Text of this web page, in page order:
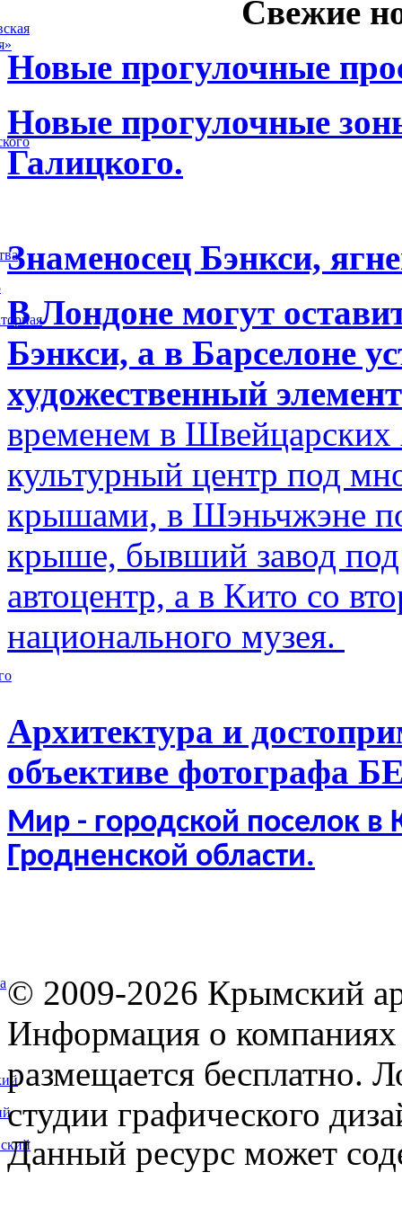
Свежие
Новые прогулочные
Новые прогулочные
Галицкого.
Знаменосец Бэнкси,
В Лондоне могут
Бэнкси, а в Барселоне
художественный
временем в Швейцарских
культурный центр под
крышами, в Шэньчжэне
крыше, бывший завод
автоцентр, а в Кито со
национального музея.
Архитектура и
объективе фотографа
Мир - городской поселок в
Гродненской области.
© 2009-2026 Крымский
Информация о компаниях
размещается бесплатно.
студии графического
Данный ресурс может